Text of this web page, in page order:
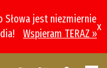
jest niezmiernie
Wspieram TERAZ »
x